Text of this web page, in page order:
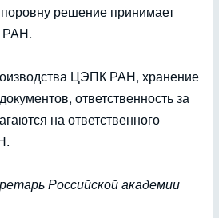
решение принимает
РАН.
ЦЭПК РАН, хранение
ответственность за
на ответственного
Российской академии